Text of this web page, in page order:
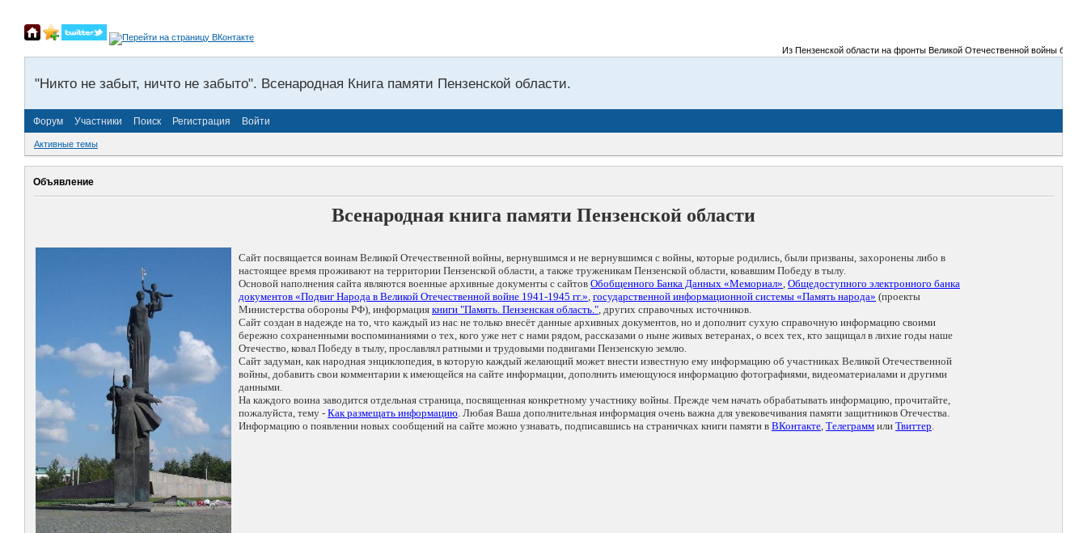
Из Пензенской области на фронты Великой Отечественной войны было
"Никто не забыт, ничто не забыто". Всенародная Книга памяти Пензенской области.
Форум Участники Поиск Регистрация Войти
Активные темы
Объявление
Всенародная книга памяти Пензенской области
Сайт посвящается воинам Великой Отечественной войны, вернувшимся и не вернувшимся с войны, которые родились, были призваны, захоронены либо в
настоящее время проживают на территории Пензенской области, а также труженикам Пензенской области, ковавшим Победу в тылу.
Основой наполнения сайта являются военные архивные документы с сайтов Обобщенного Банка Данных «Мемориал», Общедоступного электронного банка
документов «Подвиг Народа в Великой Отечественной войне 1941-1945 гг.», государственной информационной системы «Память народа» (проекты
Министерства обороны РФ), информация книги "Память. Пензенская область.", других справочных источников.
Сайт создан в надежде на то, что каждый из нас не только внесёт данные архивных документов, но и дополнит сухую справочную информацию своими
бережно сохраненными воспоминаниями о тех, кого уже нет с нами рядом, рассказами о ныне живых ветеранах, о всех тех, кто защищал в лихие годы наше
Отечество, ковал Победу в тылу, прославлял ратными и трудовыми подвигами Пензенскую землю.
Сайт задуман, как народная энциклопедия, в которую каждый желающий может внести известную ему информацию об участниках Великой Отечественной
войны, добавить свои комментарии к имеющейся на сайте информации, дополнить имеющуюся информацию фотографиями, видеоматериалами и другими
данными.
На каждого воина заводится отдельная страница, посвященная конкретному участнику войны. Прежде чем начать обрабатывать информацию, прочитайте,
пожалуйста, тему - Как размещать информацию. Любая Ваша дополнительная информация очень важна для увековечивания памяти защитников Отечества.
Информацию о появлении новых сообщений на сайте можно узнавать, подписавшись на страничках книги памяти в ВКонтакте, Телеграмм или Твиттер.